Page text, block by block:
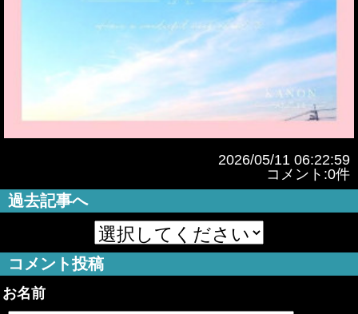
2026/05/11 06:22:59
コメント:0件
過去記事へ
コメント投稿
お名前